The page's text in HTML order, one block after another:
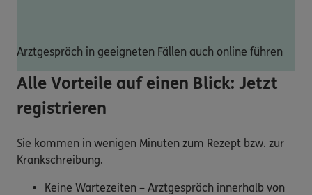
Arztgespräch in geeigneten Fällen auch online führen
Alle Vorteile auf einen Blick: Jetzt
registrieren
Sie kommen in wenigen Minuten zum Rezept bzw. zur
Krankschreibung.
Keine Wartezeiten – Arztgespräch innerhalb von